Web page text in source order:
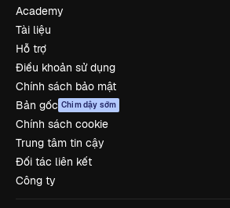
Academy
Tài liệu
Hỗ trợ
Điều khoản sử dụng
Chính sách bảo mật
Bản gốc Chim dậy sớm
Chính sách cookie
Trung tâm tin cậy
Đối tác liên kết
Công ty